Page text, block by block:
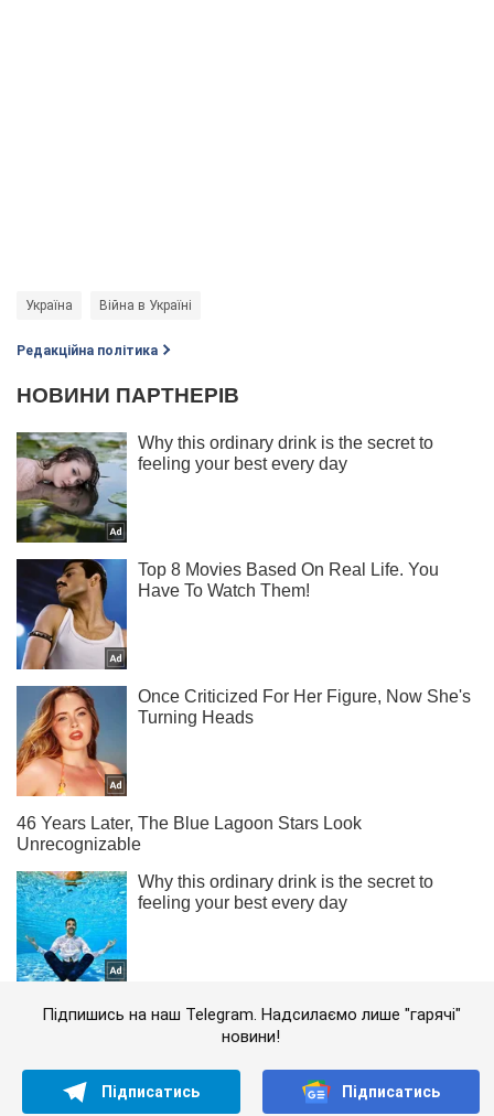
Україна Війна в Україні
Редакційна політика
Підпишись на наш Telegram. Надсилаємо лише "гарячі"
новини!
Підписатись Підписатись